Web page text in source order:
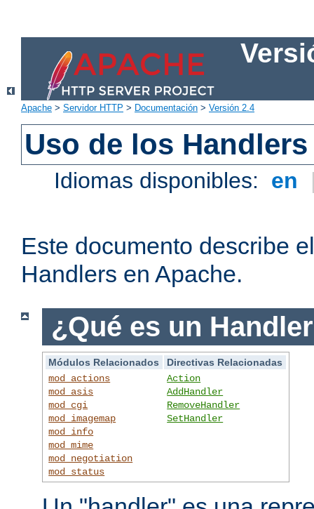
Apache > Servidor HTTP > Documentación > Versión 2.4
Uso de los
Idiomas disponibles: en
Este documento describe
Handlers en Apache.
¿Qué es un
Módulos Relacionados
Directivas Relacionadas
mod_actions
mod_asis
mod_cgi
mod_imagemap
mod_info
mod_mime
mod_negotiation
mod_status
Action
AddHandler
RemoveHandler
SetHandler